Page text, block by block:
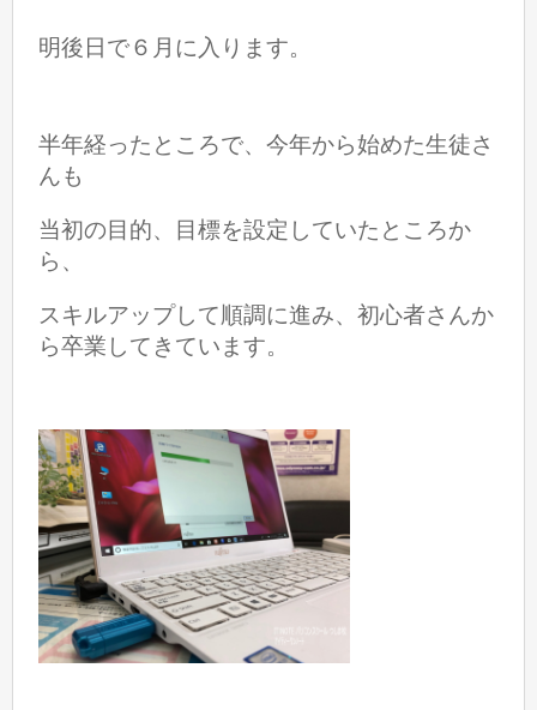
明後日で６月に入ります。
半年経ったところで、今年から始めた生徒さ
んも
当初の目的、目標を設定していたところか
ら、
スキルアップして順調に進み、初心者さんか
ら卒業してきています。